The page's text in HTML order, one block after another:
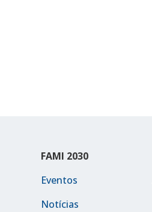
FAMI 2030
Eventos
Notícias